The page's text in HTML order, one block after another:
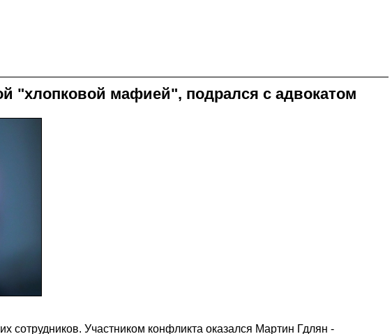
"хлопковой мафией", подрался с адвокатом
сотрудников. Участником конфликта оказался Мартин Гдлян -